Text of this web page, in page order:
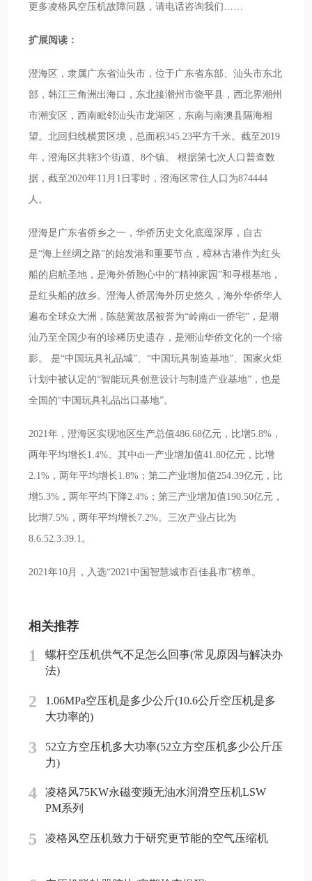
更多凌格风空压机故障问题，请电话咨询我们……
扩展阅读：
澄海区，隶属广东省汕头市，位于广东省东部、汕头市东北
部，韩江三角洲出海口，东北接潮州市饶平县，西北界潮州
市潮安区，西南毗邻汕头市龙湖区，东南与南澳县隔海相
望。北回归线横贯区境，总面积345.23平方千米。截至2019
年，澄海区共辖3个街道、8个镇。 根据第七次人口普查数
据，截至2020年11月1日零时，澄海区常住人口为874444
人。
澄海是广东省侨乡之一，华侨历史文化底蕴深厚，自古
是“海上丝绸之路”的始发港和重要节点，樟林古港作为红头
船的启航圣地，是海外侨胞心中的“精神家园”和寻根基地，
是红头船的故乡。澄海人侨居海外历史悠久，海外华侨华人
遍布全球众大洲，陈慈黉故居被誉为“岭南di一侨宅”，是潮
汕乃至全国少有的珍稀历史遗存，是潮汕华侨文化的一个缩
影。 是“中国玩具礼品城”、“中国玩具制造基地”、国家火炬
计划中被认定的“智能玩具创意设计与制造产业基地”，也是
全国的“中国玩具礼品出口基地”。
2021年，澄海区实现地区生产总值486.68亿元，比增5.8%，
两年平均增长1.4%。其中di一产业增加值41.80亿元，比增
2.1%，两年平均增长1.8%；第二产业增加值254.39亿元，比
增5.3%，两年平均下降2.4%；第三产业增加值190.50亿元，
比增7.5%，两年平均增长7.2%。三次产业占比为
8.6:52.3:39.1。
2021年10月，入选“2021中国智慧城市百佳县市”榜单。
相关推荐
1
螺杆空压机供气不足怎么回事(常见原因与解决办
法)
2
1.06MPa空压机是多少公斤(10.6公斤空压机是多
大功率的)
3
52立方空压机多大功率(52立方空压机多少公斤压
力)
4
凌格风75KW永磁变频无油水润滑空压机LSW
PM系列
5 凌格风空压机致力于研究更节能的空气压缩机